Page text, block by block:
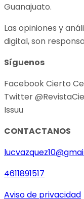
Guanajuato.
Las opiniones y
digital, son
Síguenos
Facebook Cierto
Twitter
Issuu
CONTACTANOS
4611891517
Aviso de privacidad